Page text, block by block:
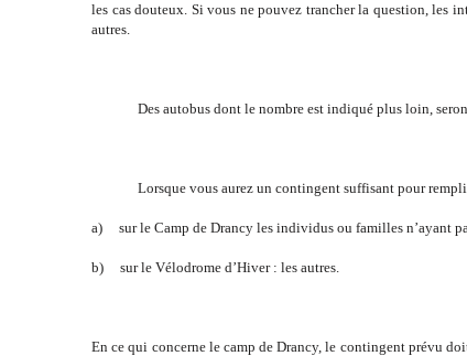
les cas douteux. Si vous ne pouvez trancher la question, les
autres.
Des autobus dont le nombre est indiqué plus loin,
Lorsque vous aurez un contingent suffisant pour remplir
a) sur le Camp de Drancy les individus ou familles n’ayant
b) sur le Vélodrome d’Hiver : les autres.
En ce qui concerne le camp de Drancy, le contingent prévu